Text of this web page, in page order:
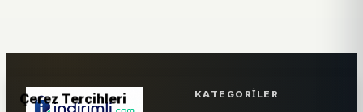
KATEGORILER
Çerez Tercihleri